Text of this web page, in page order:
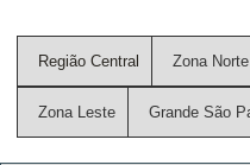
Região Central Zona Norte
Zona Leste Grande São